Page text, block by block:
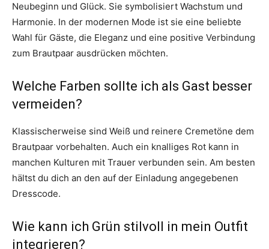
Neubeginn und Glück. Sie symbolisiert Wachstum und
Harmonie. In der modernen Mode ist sie eine beliebte
Wahl für Gäste, die Eleganz und eine positive Verbindung
zum Brautpaar ausdrücken möchten.
Welche Farben sollte ich als Gast besser
vermeiden?
Klassischerweise sind Weiß und reinere Cremetöne dem
Brautpaar vorbehalten. Auch ein knalliges Rot kann in
manchen Kulturen mit Trauer verbunden sein. Am besten
hältst du dich an den auf der Einladung angegebenen
Dresscode.
Wie kann ich Grün stilvoll in mein Outfit
integrieren?